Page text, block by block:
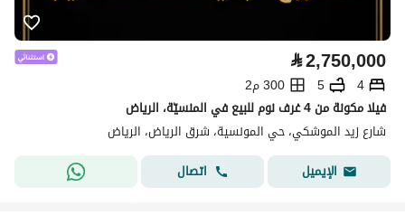
⃁2,750,000
4
5
300 م2
فيلا مكونة من 4 غرف نوم للبيع في المنسيّة، الرياض
شارع زيد الموشكي، حي المونسية، شرق الرياض، الرياض
الإيميل
اتصال